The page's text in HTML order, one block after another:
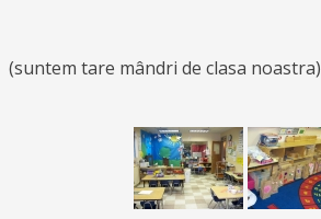
(suntem tare mândri de clasa noastra)